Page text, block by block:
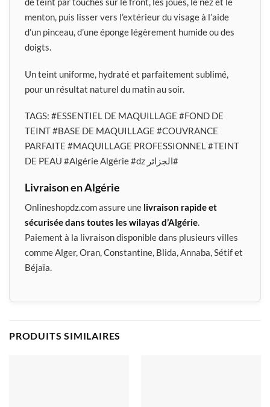
menton, puis lisser vers l’extérieur du visage à l’aide
d’un pinceau, d’une éponge légèrement humide ou des
doigts.
Un teint uniforme, hydraté et parfaitement sublimé,
pour un résultat naturel du matin au soir.
TAGS: #ESSENTIEL DE MAQUILLAGE #FOND DE
TEINT#BASE DE MAQUILLAGE #COUVRANCE
PARFAITE #MAQUILLAGE PROFESSIONNEL #TEINT
DE PEAU #Algérie Algérie #dz الجزائر#
Livraison en Algérie
Onlineshopdz.com assure une livraison rapide et
sécurisée dans toutes les wilayas d’Algérie.
Paiement à la livraison disponible dans plusieurs villes
comme Alger, Oran, Constantine, Blida, Annaba, Sétif et
Béjaïa.
PRODUITS SIMILAIRES